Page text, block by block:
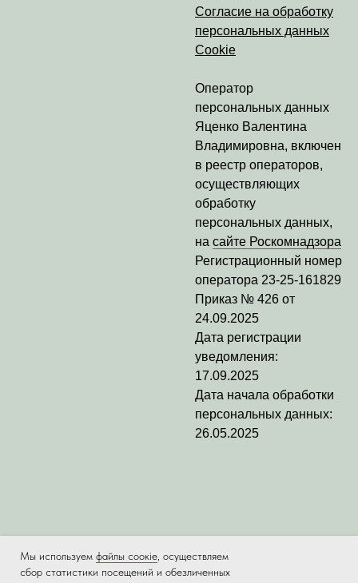
Мы используем файлы соокіе , осуществляем
сбор статистики посещений и обезличенных
Согласие на обработку
персональных данных
Cookie
Оператор
персональных данных
Яценко Валентина
Владимировна, включен
в реестр операторов,
осуществляющих
обработку
персональных данных,
на сайте Роскомнадзора
Регистрационный номер
оператора 23-25-161829
Приказ № 426 от
24.09.2025
Дата регистрации
уведомления:
17.09.2025
Дата начала обработки
персональных данных:
26.05.2025